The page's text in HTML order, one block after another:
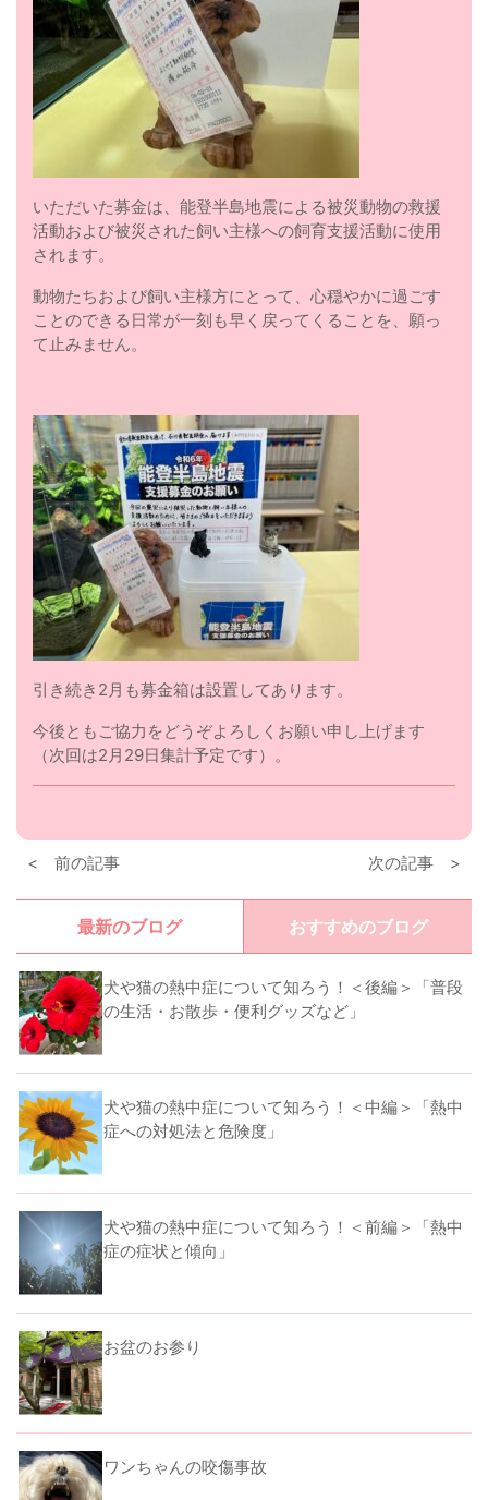
いただいた募金は、能登半島地震による被災動物の救援
活動および被災された飼い主様への飼育支援活動に使用
されます。
動物たちおよび飼い主様方にとって、心穏やかに過ごす
ことのできる日常が一刻も早く戻ってくることを、願っ
て止みません。
引き続き2月も募金箱は設置してあります。
今後ともご協力をどうぞよろしくお願い申し上げます
（次回は2月29日集計予定です）。
< 前の記事 次の記事 >
最新のブログ おすすめのブログ
犬や猫の熱中症について知ろう！＜後編＞「普段
の生活・お散歩・便利グッズなど」
犬や猫の熱中症について知ろう！＜中編＞「熱中
症への対処法と危険度」
犬や猫の熱中症について知ろう！＜前編＞「熱中
症の症状と傾向」
お盆のお参り
ワンちゃんの咬傷事故